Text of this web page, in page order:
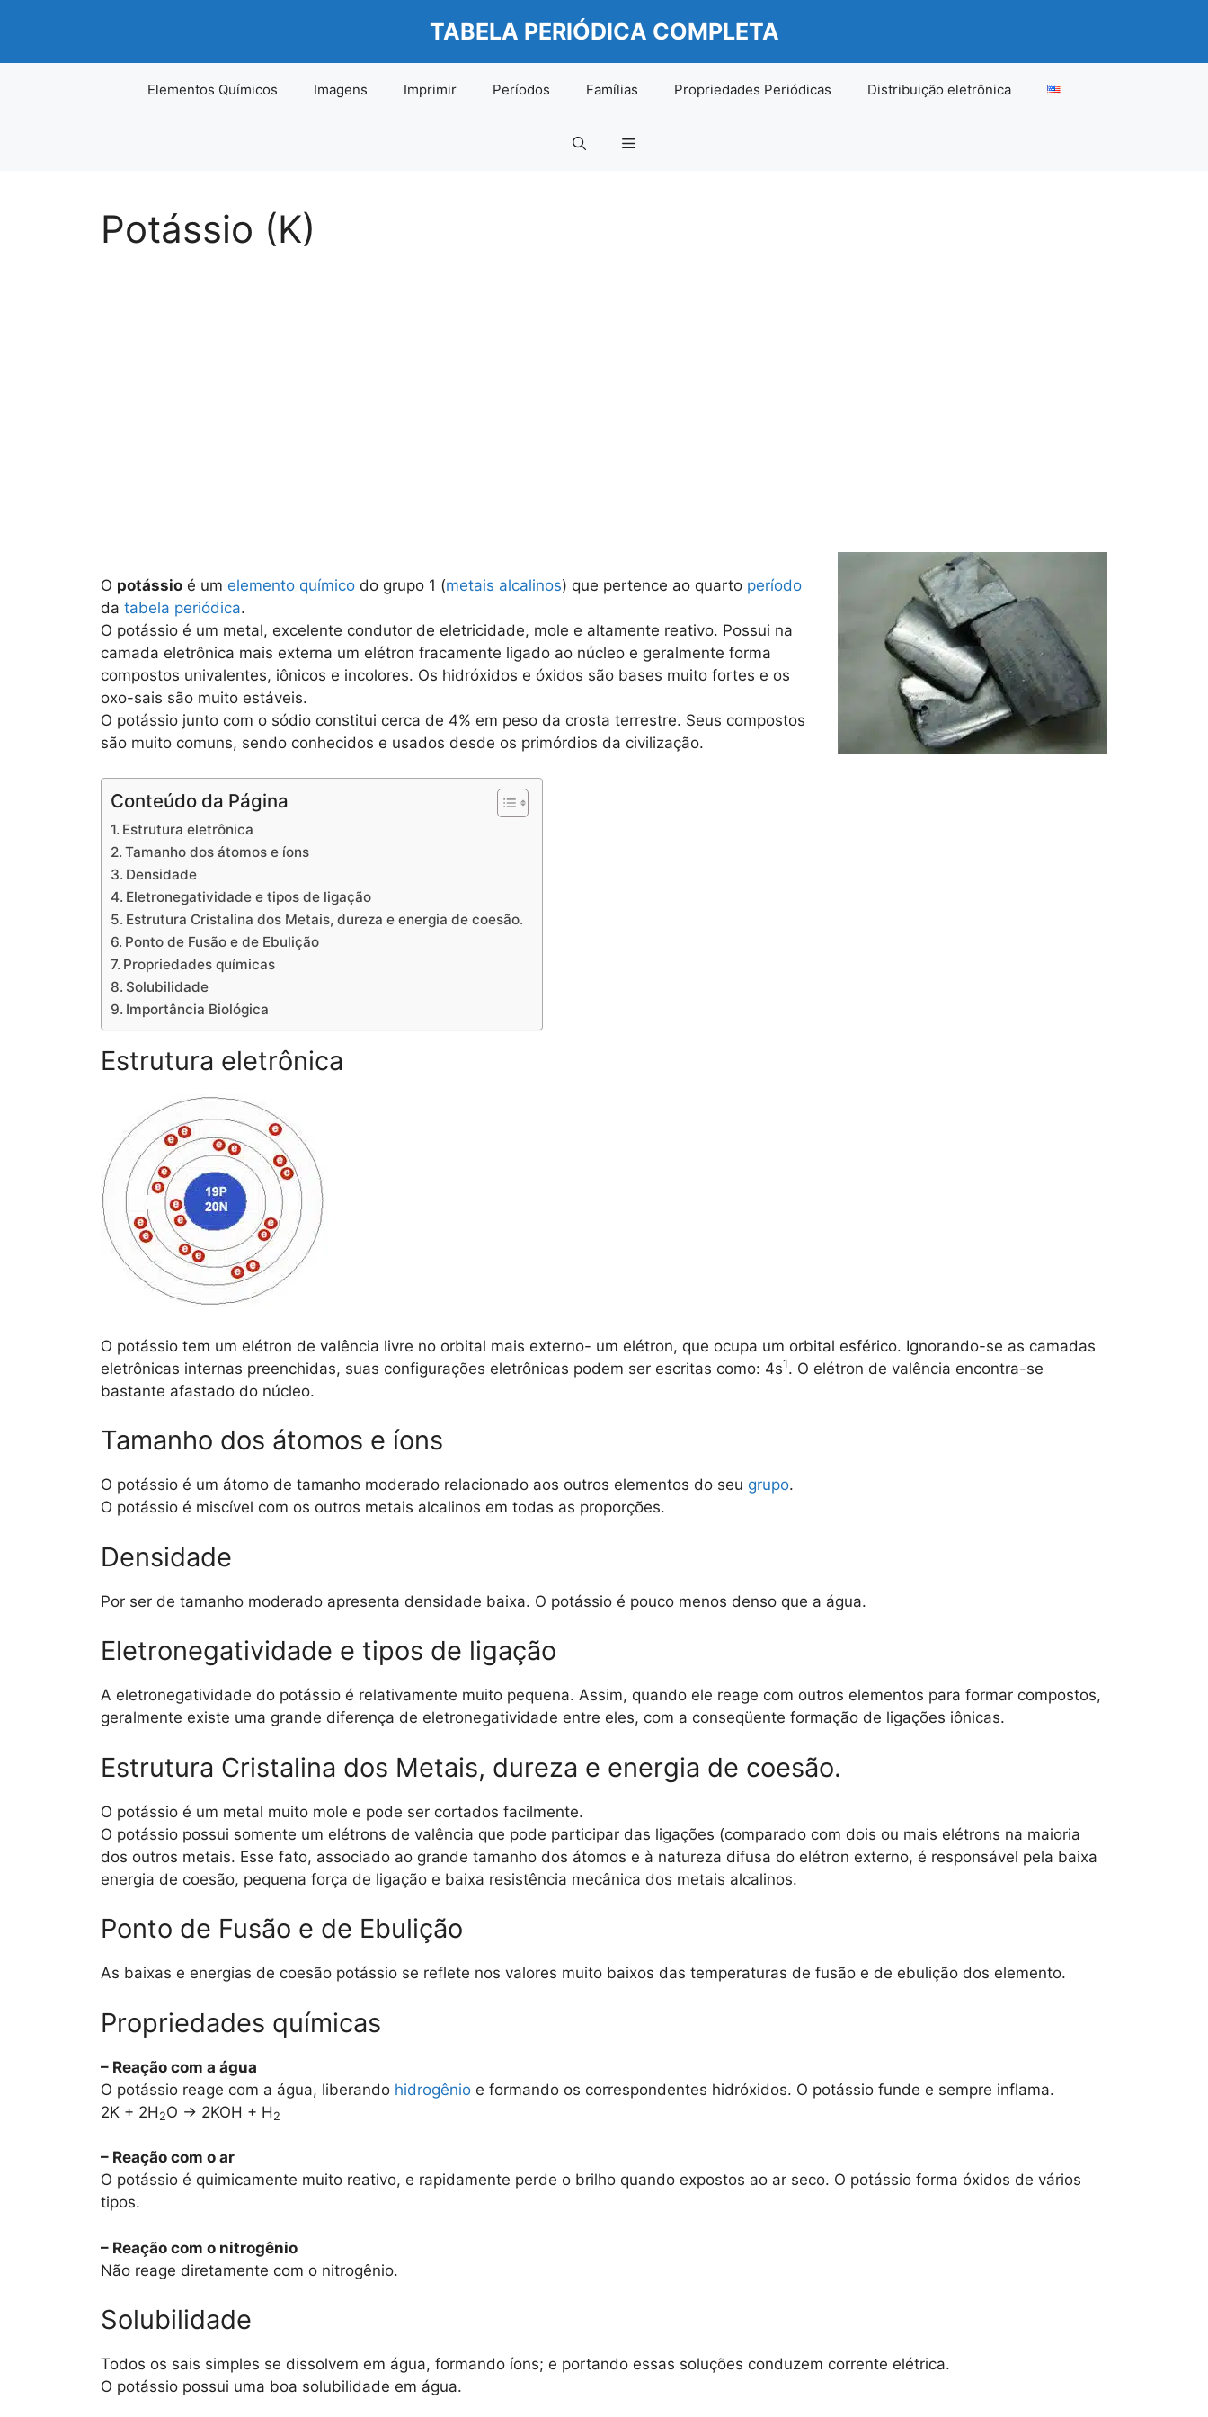
TABELA PERIÓDICA COMPLETA
Elementos Químicos Imagens Imprimir Períodos Famílias Propriedades Periódicas Distribuição eletrônica
Potássio (K)
O potássio é um elemento químico do grupo 1 (metais alcalinos) que pertence ao quarto período
da tabela periódica.
O potássio é um metal, excelente condutor de eletricidade, mole e altamente reativo. Possui na
camada eletrônica mais externa um elétron fracamente ligado ao núcleo e geralmente forma
compostos univalentes, iônicos e incolores. Os hidróxidos e óxidos são bases muito fortes e os
oxo-sais são muito estáveis.
O potássio junto com o sódio constitui cerca de 4% em peso da crosta terrestre. Seus compostos
são muito comuns, sendo conhecidos e usados desde os primórdios da civilização.
Conteúdo da Página
Estrutura eletrônica
Tamanho dos átomos e íons
Densidade
Eletronegatividade e tipos de ligação
Estrutura Cristalina dos Metais, dureza e energia de coesão.
Ponto de Fusão e de Ebulição
Propriedades químicas
Solubilidade
Importância Biológica
Estrutura eletrônica
O potássio tem um elétron de valência livre no orbital mais externo- um elétron, que ocupa um orbital esférico. Ignorando-se as camadas
eletrônicas internas preenchidas, suas configurações eletrônicas podem ser escritas como: 4s1. O elétron de valência encontra-se
bastante afastado do núcleo.
Tamanho dos átomos e íons
O potássio é um átomo de tamanho moderado relacionado aos outros elementos do seu grupo.
O potássio é miscível com os outros metais alcalinos em todas as proporções.
Densidade
Por ser de tamanho moderado apresenta densidade baixa. O potássio é pouco menos denso que a água.
Eletronegatividade e tipos de ligação
A eletronegatividade do potássio é relativamente muito pequena. Assim, quando ele reage com outros elementos para formar compostos,
geralmente existe uma grande diferença de eletronegatividade entre eles, com a conseqüente formação de ligações iônicas.
Estrutura Cristalina dos Metais, dureza e energia de coesão.
O potássio é um metal muito mole e pode ser cortados facilmente.
O potássio possui somente um elétrons de valência que pode participar das ligações (comparado com dois ou mais elétrons na maioria
dos outros metais. Esse fato, associado ao grande tamanho dos átomos e à natureza difusa do elétron externo, é responsável pela baixa
energia de coesão, pequena força de ligação e baixa resistência mecânica dos metais alcalinos.
Ponto de Fusão e de Ebulição
As baixas e energias de coesão potássio se reflete nos valores muito baixos das temperaturas de fusão e de ebulição dos elemento.
Propriedades químicas
– Reação com a água
O potássio reage com a água, liberando hidrogênio e formando os correspondentes hidróxidos. O potássio funde e sempre inflama.
2K + 2H 2O → 2KOH + H 2
– Reação com o ar
O potássio é quimicamente muito reativo, e rapidamente perde o brilho quando expostos ao ar seco. O potássio forma óxidos de vários
tipos.
– Reação com o nitrogênio
Não reage diretamente com o nitrogênio.
Solubilidade
Todos os sais simples se dissolvem em água, formando íons; e portando essas soluções conduzem corrente elétrica.
O potássio possui uma boa solubilidade em água.